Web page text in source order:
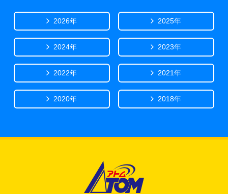
2026年 2025年
2024年 2023年
2022年 2021年
2020年 2018年